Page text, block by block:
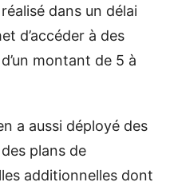
dans un délai
d’accéder à des
montant de 5 à
a aussi déployé des
plans de
additionnelles dont